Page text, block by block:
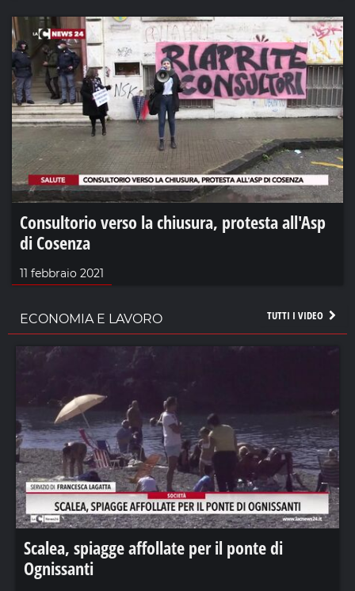
Consultorio verso la chiusura, protesta all'Asp
di Cosenza
11 febbraio 2021
TUTTI I VIDEO
ECONOMIA E LAVORO
Scalea, spiagge affollate per il ponte di
Ognissanti